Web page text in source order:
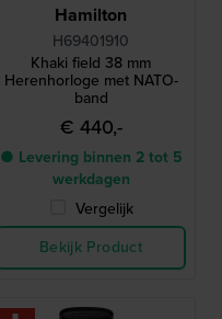
Hamilton
H69401910
Khaki field 38 mm
Herenhorloge met NATO-
band
€ 440,-
● Levering binnen 2 tot 5
werkdagen
Vergelijk
Bekijk Product